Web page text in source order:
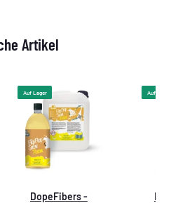
Artikel
Auf Lager
DopeFibers -
Auf Lager